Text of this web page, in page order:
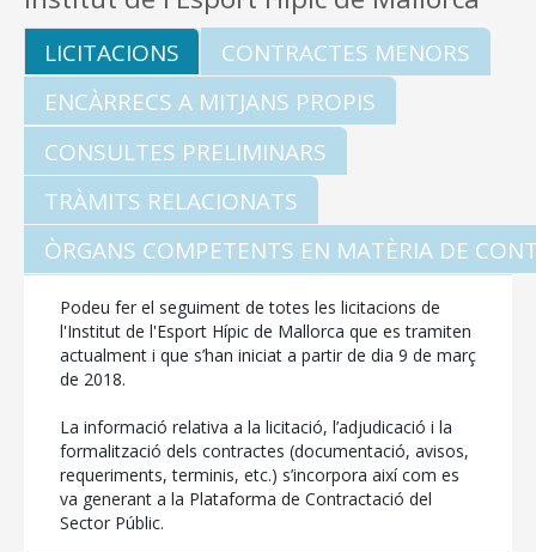
LICITACIONS
CONTRACTES MENORS
ENCÀRRECS A MITJANS PROPIS
CONSULTES PRELIMINARS
TRÀMITS RELACIONATS
ÒRGANS COMPETENTS EN MATÈRIA DE
Podeu fer el seguiment de totes les licitacions de
l'Institut de l'Esport Hípic de Mallorca que es tramiten
actualment i que s’han iniciat a partir de dia 9 de març
de 2018.
La informació relativa a la licitació, l’adjudicació i la
formalització dels contractes (documentació, avisos,
requeriments, terminis, etc.) s’incorpora així com es
va generant a la Plataforma de Contractació del
Sector Públic.